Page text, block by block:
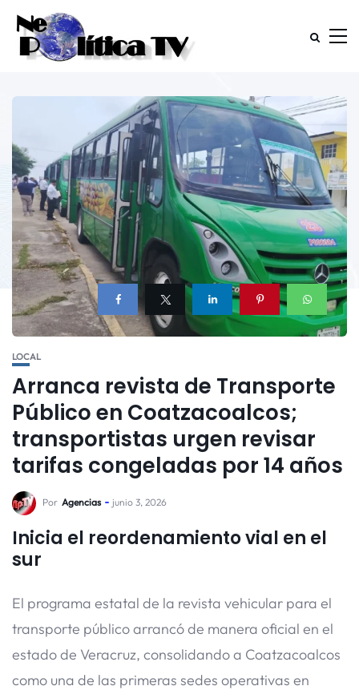
LOCAL
Arranca revista de Transporte
Público en Coatzacoalcos;
transportistas urgen revisar
tarifas congeladas por 14 años
Por Agencias junio 3, 2026
Inicia el reordenamiento vial en el
sur
El programa estatal de la revista vehicular para el
transporte público arrancó de manera oficial en el
estado de Veracruz, consolidando a Coatzacoalcos
como una de las primeras sedes operativas en